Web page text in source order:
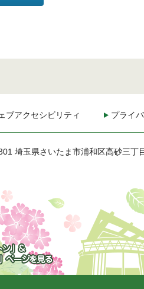
ブアクセシビリティ プライ
埼玉県さいたま市浦和区高砂三丁
&「さいた